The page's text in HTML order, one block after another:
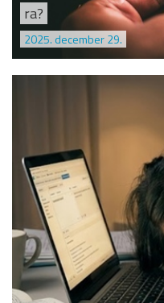
ra?
2025. december 29.